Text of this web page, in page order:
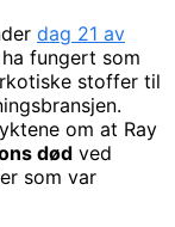
dag 21 av
fungert som
stoffer til
om at Ray
død ved
som var